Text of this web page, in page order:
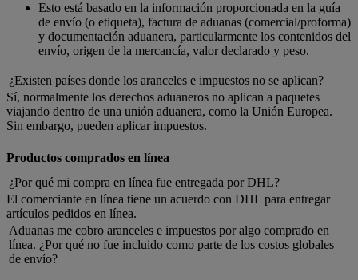
Esto está basado en la información proporcionada en la guía
de envío (o etiqueta), factura de aduanas (comercial/proforma)
y documentación aduanera, particularmente los contenidos del
envío, origen de la mercancía, valor declarado y peso.
¿Existen países donde los aranceles e impuestos no se aplican?
Sí, normalmente los derechos aduaneros no aplican a paquetes
viajando dentro de una unión aduanera, como la Unión Europea.
Sin embargo, pueden aplicar impuestos.
Productos comprados en línea
¿Por qué mi compra en línea fue entregada por DHL?
El comerciante en línea tiene un acuerdo con DHL para entregar
artículos pedidos en línea.
Aduanas me cobro aranceles e impuestos por algo comprado en
línea. ¿Por qué no fue incluido como parte de los costos globales
de envío?